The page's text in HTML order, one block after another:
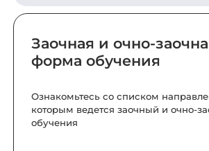
Заочная и очно-
форма обучения
Ознакомьтесь со списком
которым ведется заочный и очно-
обучения